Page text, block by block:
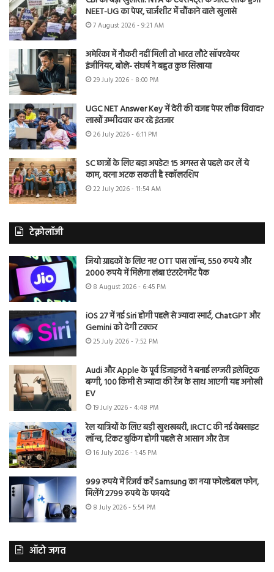
NEET-UG का पेपर, चार्जशीट में चौंकाने वाले खुलासे
7 August 2026 - 9:21 AM
अमेरिका में नौकरी नहीं मिली तो भारत लौटे सॉफ्टवेयर
इंजीनियर, बोले- संघर्ष ने बहुत कुछ सिखाया
29 July 2026 - 8:00 PM
UGC NET Answer Key में देरी की वजह पेपर लीक विवाद?
लाखों उम्मीदवार कर रहे इंतजार
26 July 2026 - 6:11 PM
SC छात्रों के लिए बड़ा अपडेट! 15 अगस्त से पहले कर लें ये
काम, वरना अटक सकती है स्कॉलरशिप
22 July 2026 - 11:54 AM
टेक्नोलॉजी
जियो ग्राहकों के लिए नए OTT पास लॉन्च, 550 रुपये और
2000 रुपये में मिलेगा लंबा एंटरटेनमेंट पैक
8 August 2026 - 6:45 PM
iOS 27 में नई Siri होगी पहले से ज्यादा स्मार्ट, ChatGPT और
Gemini को देगी टक्कर
25 July 2026 - 7:52 PM
Audi और Apple के पूर्व डिजाइनरों ने बनाई लग्जरी इलेक्ट्रिक
बग्गी, 100 किमी से ज्यादा की रेंज के साथ आएगी यह अनोखी
EV
19 July 2026 - 4:48 PM
रेल यात्रियों के लिए बड़ी खुशखबरी, IRCTC की नई वेबसाइट
लॉन्च, टिकट बुकिंग होगी पहले से आसान और तेज
16 July 2026 - 1:45 PM
999 रुपये में रिजर्व करें Samsung का नया फोल्डेबल फोन,
मिलेंगे 2799 रुपये के फायदे
8 July 2026 - 5:54 PM
ऑटो जगत